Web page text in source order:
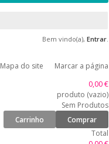
Bem vindo(a), Entrar.
Mapa do site
Marcar a página
0,00 €
produto (vazio)
Sem Produtos
Carrinho
Comprar
Total